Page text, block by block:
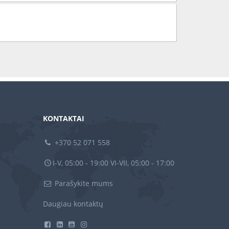
KONTAKTAI
+370 52 071 558
I-V, 05:00 - 19:00 VI-VII, 05:00 - 17:00
Parašykite mums
Daugiau kontaktų